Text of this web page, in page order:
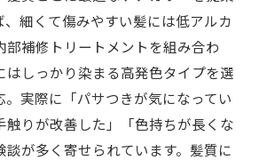
、細くて傷みやすい髪には低アルカ
部補修トリートメントを組み合わ
はしっかり染まる高発色タイプを選
。実際に「パサつきが気になってい
触りが改善した」「色持ちが長くな
談が多く寄せられています。髪質に